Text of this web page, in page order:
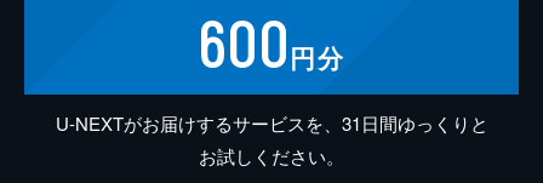
600円分
U-NEXTがお届けするサービスを、31日間ゆっくりと
お試しください。